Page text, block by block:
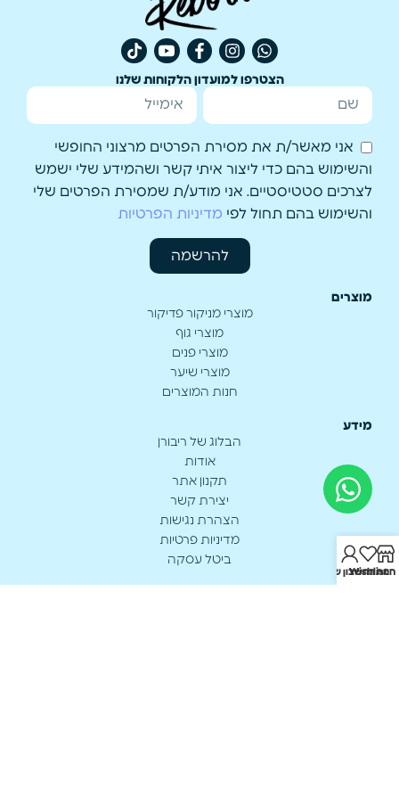
הצטרפו למועדון הלקוחות שלנו
אני מאשר/ת את מסירת הפרטים מרצוני החופשי
והשימוש בהם כדי ליצור איתי קשר ושהמידע שלי ישמש
לצרכים סטטיסטיים. אני מודע/ת שמסירת הפרטים שלי
והשימוש בהם תחול לפי מדיניות הפרטיות
להרשמה
מוצרים
מוצרי מניקור פדיקור
מוצרי גוף
מוצרי פנים
מוצרי שיער
חנות המוצרים
מידע
הבלוג של ריבורן
אודות
תקנון אתר
יצירת קשר
הצהרת נגישות
מדיניות פרטיות
ביטל עסקה
חנותWishlist
החשבון שלי